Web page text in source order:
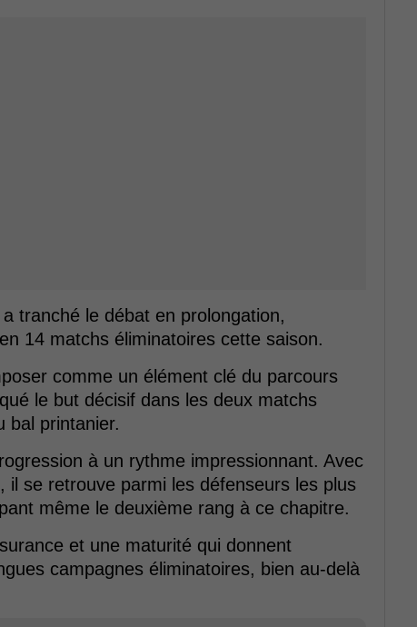
tranché le débat en prolongation,
14 matchs éliminatoires cette saison.
comme un élément clé du parcours
le but décisif dans les deux matchs
bal printanier.
à un rythme impressionnant. Avec
se retrouve parmi les défenseurs les plus
même le deuxième rang à ce chapitre.
et une maturité qui donnent
campagnes éliminatoires, bien au-delà